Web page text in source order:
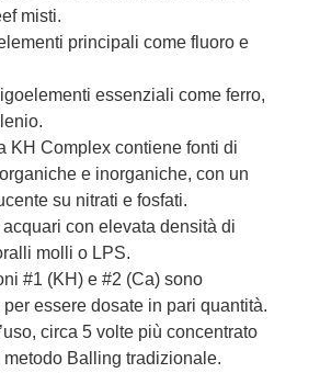
misti.
principali come fluoro e
essenziali come ferro,
KH Complex contiene fonti di
e inorganiche, con un
su nitrati e fosfati.
con elevata densità di
molli o LPS.
#1 (KH) e #2 (Ca) sono
essere dosate in pari quantità.
circa 5 volte più concentrato
metodo Balling tradizionale.